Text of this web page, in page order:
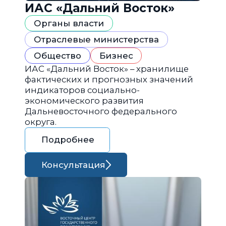
ИАС «Дальний Восток»
Органы власти
Отраслевые министерства
Общество
Бизнес
ИАС «Дальний Восток» – хранилище
фактических и прогнозных значений
индикаторов социально-
экономического развития
Дальневосточного федерального
округа.
Подробнее
Консультация